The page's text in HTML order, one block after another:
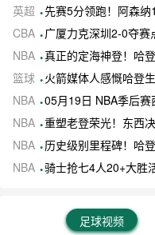
英超
先赛5分领跑！阿森纳1-
CBA
广厦力克深圳2-0夺
NBA 真正的定海神登！哈登季后
篮球
火箭媒体人感慨哈登生
NBA 05月19日 NBA季后
NBA 重塑老登荣光！东西
NBA
历史级别里程碑！哈登98
NBA 骑士抢七4人20+大胜活塞挺进
足球视频